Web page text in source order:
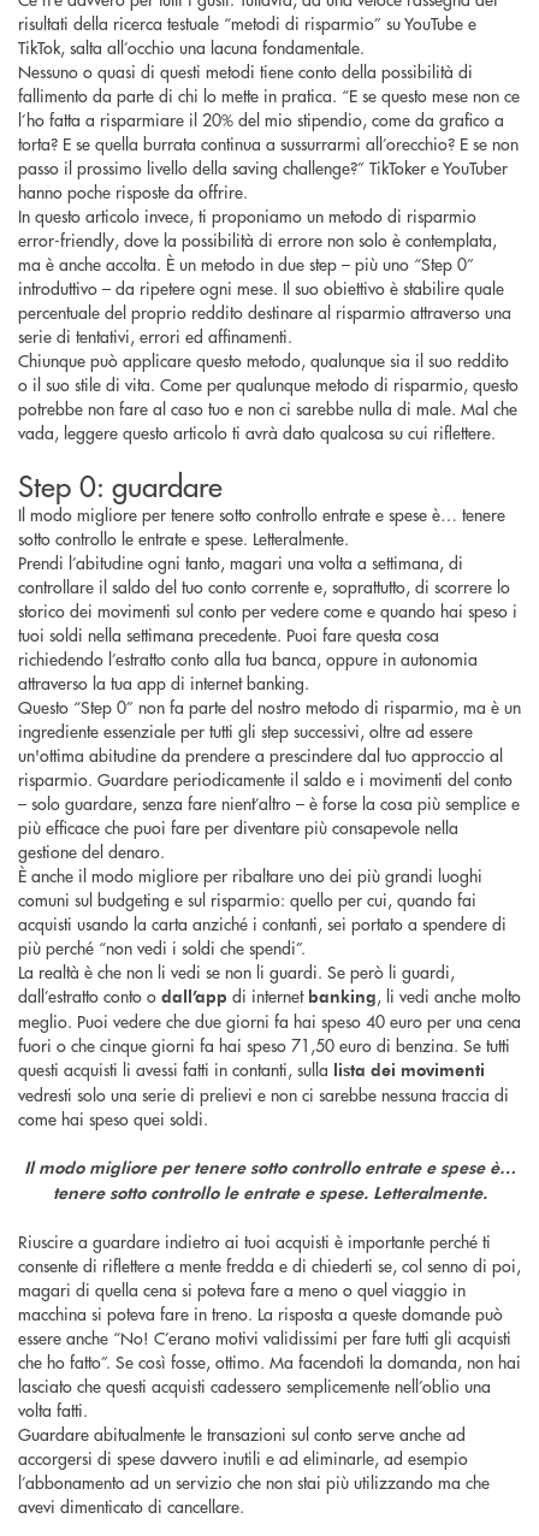
risultati della ricerca testuale “metodi di risparmio” su YouTube e
TikTok, salta all’occhio una lacuna fondamentale.
Nessuno o quasi di questi metodi tiene conto della possibilità di
fallimento da parte di chi lo mette in pratica. “E se questo mese non ce
l’ho fatta a risparmiare il 20% del mio stipendio, come da grafico a
torta? E se quella burrata continua a sussurrarmi all’orecchio? E se non
passo il prossimo livello della saving challenge?” TikToker e YouTuber
hanno poche risposte da offrire.
In questo articolo invece, ti proponiamo un metodo di risparmio
error-friendly, dove la possibilità di errore non solo è contemplata,
ma è anche accolta. È un metodo in due step – più uno “Step 0”
introduttivo – da ripetere ogni mese. Il suo obiettivo è stabilire quale
percentuale del proprio reddito destinare al risparmio attraverso una
serie di tentativi, errori ed affinamenti.
Chiunque può applicare questo metodo, qualunque sia il suo reddito
o il suo stile di vita. Come per qualunque metodo di risparmio, questo
potrebbe non fare al caso tuo e non ci sarebbe nulla di male. Mal che
vada, leggere questo articolo ti avrà dato qualcosa su cui riflettere.
Step 0: guardare
Il modo migliore per tenere sotto controllo entrate e spese è… tenere
sotto controllo le entrate e spese. Letteralmente.
Prendi l’abitudine ogni tanto, magari una volta a settimana, di
controllare il saldo del tuo conto corrente e, soprattutto, di scorrere lo
storico dei movimenti sul conto per vedere come e quando hai speso i
tuoi soldi nella settimana precedente. Puoi fare questa cosa
richiedendo l’estratto conto alla tua banca, oppure in autonomia
attraverso la tua app di internet banking.
Questo “Step 0” non fa parte del nostro metodo di risparmio, ma è un
ingrediente essenziale per tutti gli step successivi, oltre ad essere
un'ottima abitudine da prendere a prescindere dal tuo approccio al
risparmio. Guardare periodicamente il saldo e i movimenti del conto
– solo guardare, senza fare nient’altro – è forse la cosa più semplice e
più efficace che puoi fare per diventare più consapevole nella
gestione del denaro.
È anche il modo migliore per ribaltare uno dei più grandi luoghi
comuni sul budgeting e sul risparmio: quello per cui, quando fai
acquisti usando la carta anziché i contanti, sei portato a spendere di
più perché “non vedi i soldi che spendi”.
La realtà è che non li vedi se non li guardi. Se però li guardi,
dall’estratto conto o dall’app di internet banking, li vedi anche molto
meglio. Puoi vedere che due giorni fa hai speso 40 euro per una cena
fuori o che cinque giorni fa hai speso 71,50 euro di benzina. Se tutti
questi acquisti li avessi fatti in contanti, sulla lista dei movimenti
vedresti solo una serie di prelievi e non ci sarebbe nessuna traccia di
come hai speso quei soldi.
Il modo migliore per tenere sotto controllo entrate e spese è…
tenere sotto controllo le entrate e spese. Letteralmente.
Riuscire a guardare indietro ai tuoi acquisti è importante perché ti
consente di riflettere a mente fredda e di chiederti se, col senno di poi,
magari di quella cena si poteva fare a meno o quel viaggio in
macchina si poteva fare in treno. La risposta a queste domande può
essere anche “No! C’erano motivi validissimi per fare tutti gli acquisti
che ho fatto”. Se così fosse, ottimo. Ma facendoti la domanda, non hai
lasciato che questi acquisti cadessero semplicemente nell’oblio una
volta fatti.
Guardare abitualmente le transazioni sul conto serve anche ad
accorgersi di spese davvero inutili e ad eliminarle, ad esempio
l’abbonamento ad un servizio che non stai più utilizzando ma che
avevi dimenticato di cancellare.